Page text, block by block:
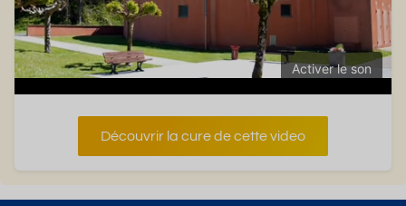
Activer le son
Découvrir la cure de cette video